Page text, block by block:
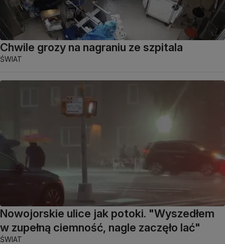
Chwile grozy na nagraniu ze szpitala
ŚWIAT
Nowojorskie ulice jak potoki. "Wyszedłem
w zupełną ciemność, nagle zaczęło lać"
ŚWIAT